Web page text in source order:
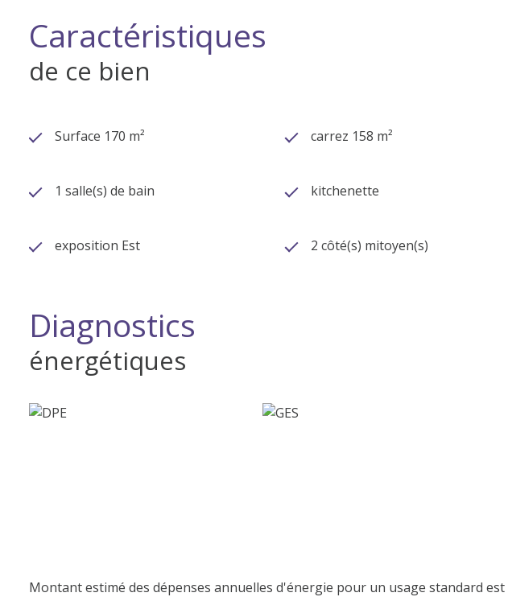
Caractéristiques
de ce bien
Surface 170 m² carrez 158 m²
1 salle(s) de bain kitchenette
exposition Est 2 côté(s) mitoyen(s)
Diagnostics
énergétiques
Montant estimé des dépenses annuelles d'énergie pour un usage standard